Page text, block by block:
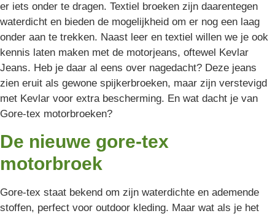
er iets onder te dragen. Textiel broeken zijn daarentegen
waterdicht en bieden de mogelijkheid om er nog een laag
onder aan te trekken. Naast leer en textiel willen we je ook
kennis laten maken met de motorjeans, oftewel Kevlar
Jeans. Heb je daar al eens over nagedacht? Deze jeans
zien eruit als gewone spijkerbroeken, maar zijn verstevigd
met Kevlar voor extra bescherming. En wat dacht je van
Gore-tex motorbroeken?
De nieuwe gore-tex
motorbroek
Gore-tex staat bekend om zijn waterdichte en ademende
stoffen, perfect voor outdoor kleding. Maar wat als je het